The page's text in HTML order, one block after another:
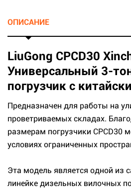
ОПИСАНИЕ
LiuGong CPCD30
Универсальный 3-
погрузчик с
Предназначен для работы на
проветриваемых складах.
размерам погрузчики CPCD30
условиях ограниченных
Эта модель является одной из
линейке дизельных вилочных